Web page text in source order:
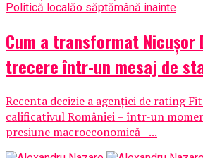
Politică localăo săptămână inainte
Cum a transformat Nicușor
trecere într-un mesaj de
Recenta decizie a agenției de rating
calificativul României – într-un
presiune macroeconomică –...